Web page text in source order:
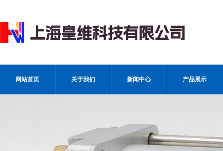
网站首页 关于我们 新闻中心 产品展示